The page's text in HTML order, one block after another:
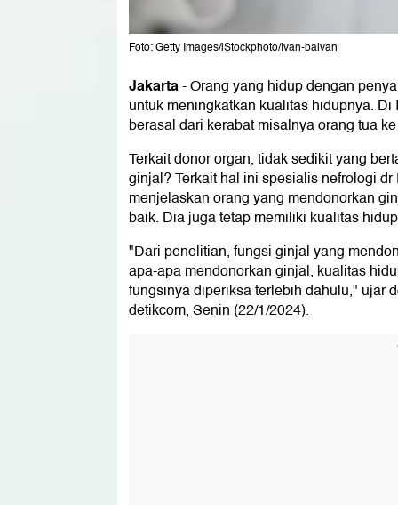
Foto: Getty Images/iStockphoto/Ivan-balvan
Jakarta-Orang yang hidup dengan
untuk meningkatkan kualitas hidupnya.
berasal dari kerabat misalnya orang tua
Terkait donor organ, tidak sedikit yang
ginjal? Terkait hal ini spesialis nefrologi
menjelaskan orang yang mendonorkan
baik. Dia juga tetap memiliki kualitas
"Dari penelitian, fungsi ginjal yang
apa-apa mendonorkan ginjal, kualitas
fungsinya diperiksa terlebih dahulu," ujar
detikcom, Senin (22/1/2024).